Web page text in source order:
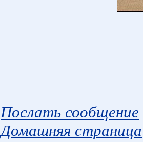
Послать сообщение
Домашняя страница